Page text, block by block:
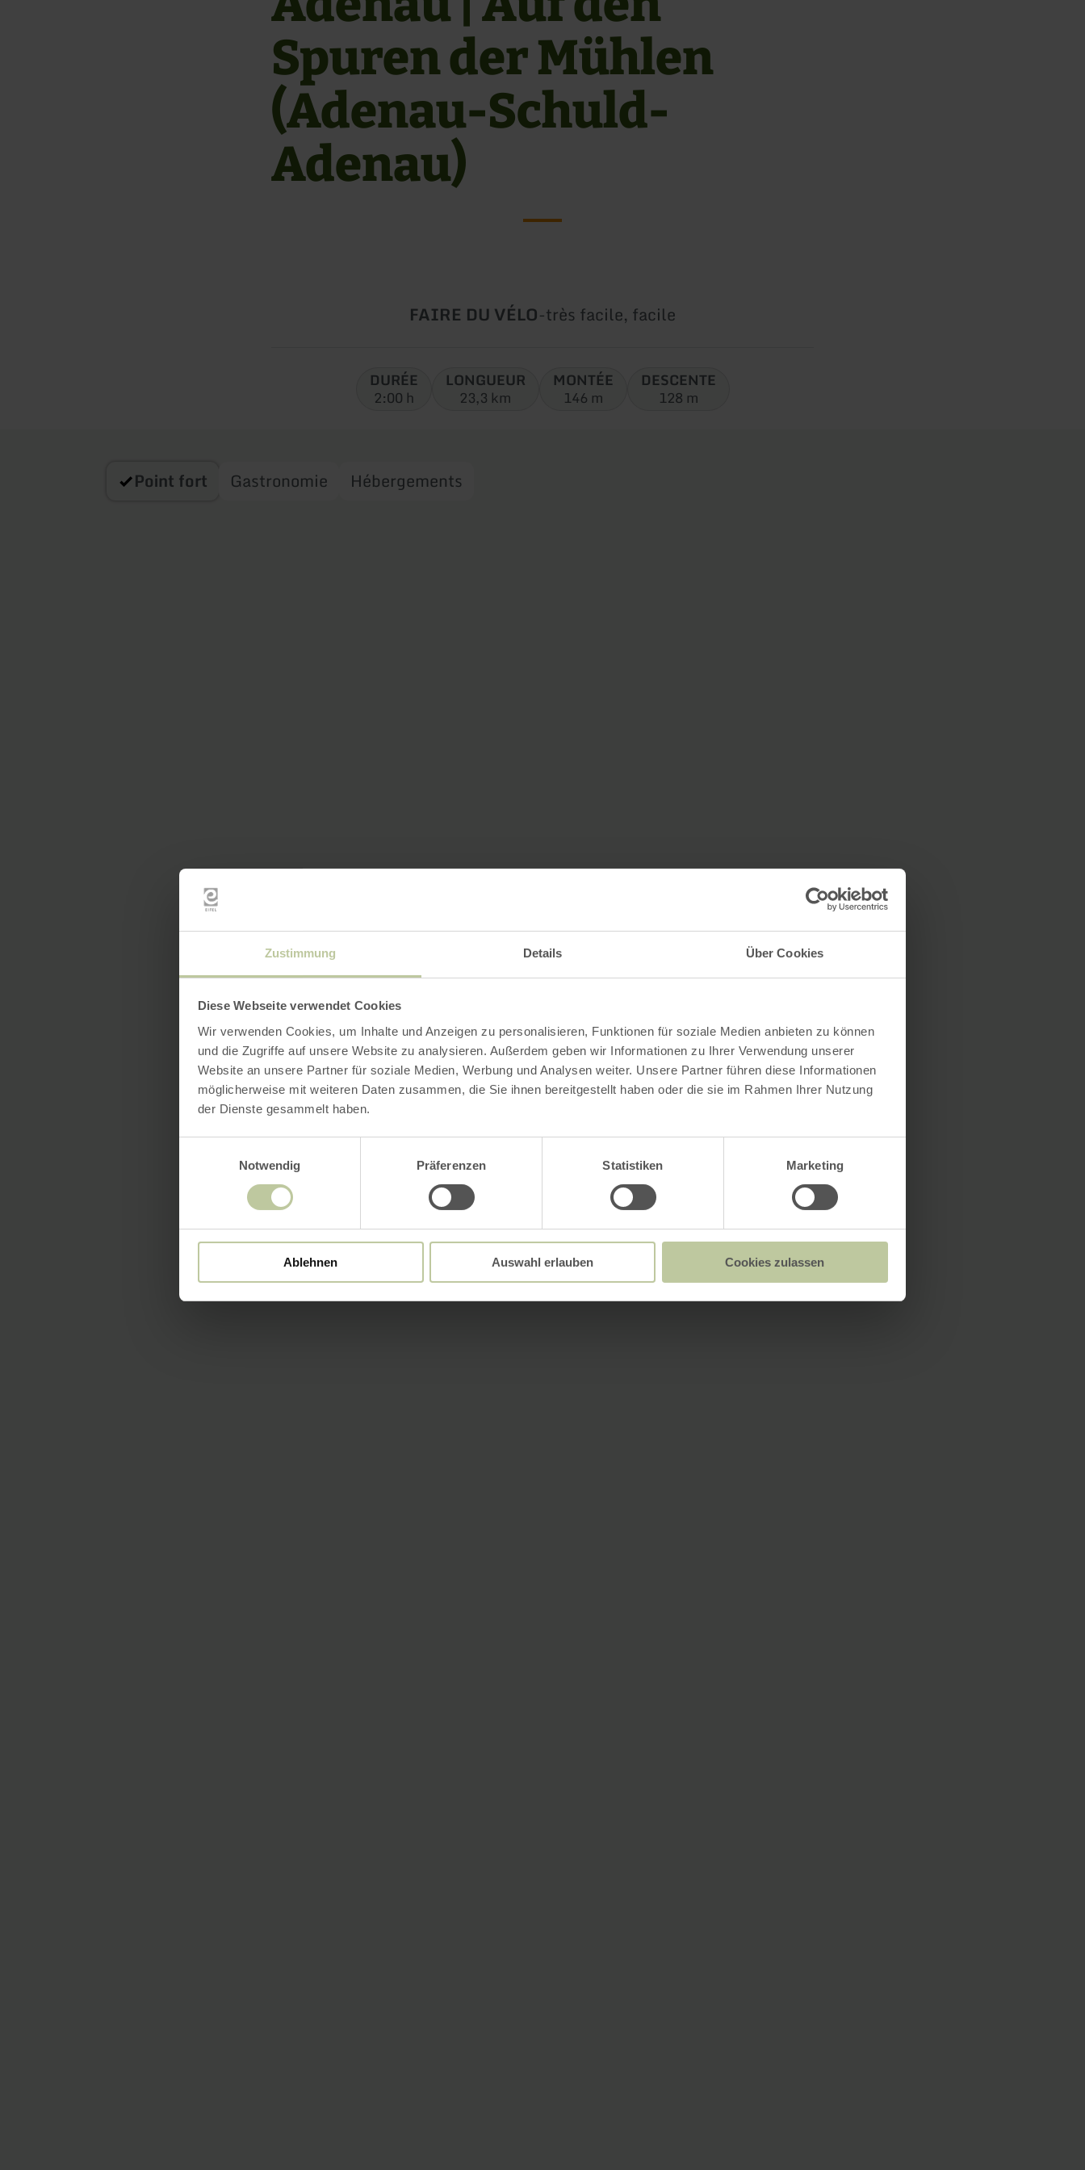
Zustimmung Details Über Cookies
Diese Webseite verwendet Cookies
Wir verwenden Cookies, um Inhalte und Anzeigen zu personalisieren, Funktionen für soziale Medien anbieten zu können
und die Zugriffe auf unsere Website zu analysieren. Außerdem geben wir Informationen zu Ihrer Verwendung unserer
Website an unsere Partner für soziale Medien, Werbung und Analysen weiter. Unsere Partner führen diese Informationen
möglicherweise mit weiteren Daten zusammen, die Sie ihnen bereitgestellt haben oder die sie im Rahmen Ihrer Nutzung
der Dienste gesammelt haben.
Notwendig
Präferenzen Statistiken Marketing
Ablehnen Auswahl erlauben Cookies zulassen
Spuren der Mühlen
(Adenau-Schuld-
Adenau)
Type
FAIRE DU VÉLO-Difficulté:
très facile, facile
DURÉE
2:00 h
LONGUEUR
23,3 km
MONTÉE
146 m
DESCENTE
128 m
Point fort Gastronomie Hébergements